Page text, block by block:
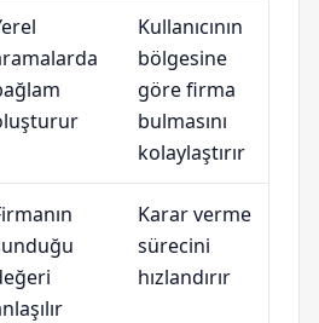
Kullanıcının
bölgesine
göre firma
bulmasını
kolaylaştırır
Karar verme
sürecini
hızlandırır